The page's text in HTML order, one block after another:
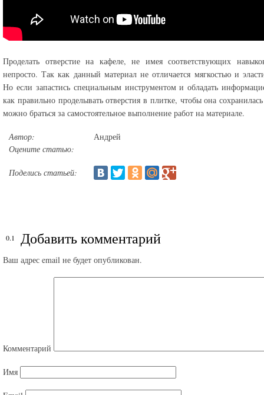
Проделать отверстие на кафеле, не имея соответствующих
непросто. Так как данный материал не отличается мягкостью и
Но если запастись специальным инструментом и обладать
как правильно проделывать отверстия в плитке, чтобы она
можно браться за самостоятельное выполнение работ на материале.
Автор:
Андрей
Оцените статью:
Поделись статьей:
Добавить комментарий
Ваш адрес email не будет опубликован.
Комментарий
Имя